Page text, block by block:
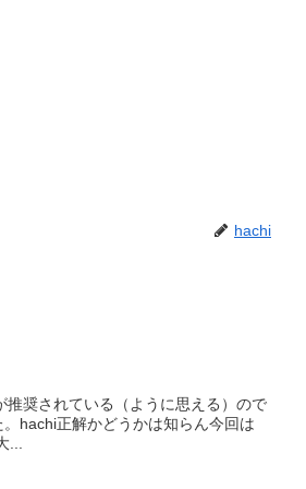
hachi
奨されている（ように思える）ので
hachi正解かどうかは知らん今回は